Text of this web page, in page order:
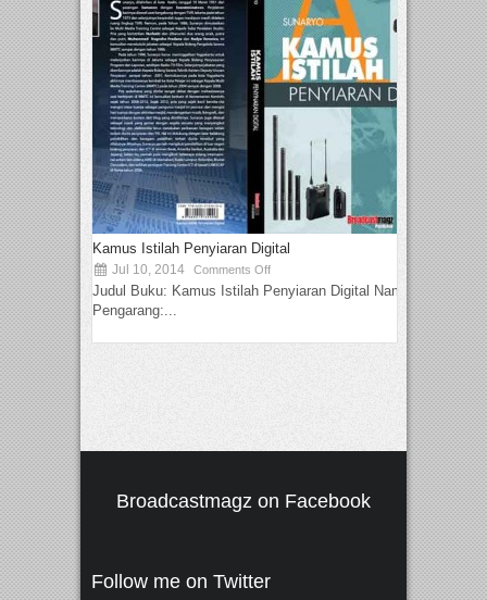
Kamus Istilah Penyiaran Digital
Jul 10, 2014 Comments Off
Judul Buku: Kamus Istilah Penyiaran Digital Nama
Pengarang:...
Broadcastmagz on Facebook
Follow me on Twitter